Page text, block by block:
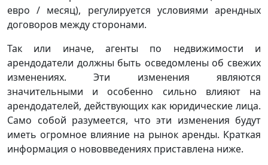
евро / месяц), регулируется условиями арендных
договоров между сторонами.
Так или иначе, агенты по недвижимости и
арендодатели должны быть осведомлены об свежих
изменениях. Эти изменения являются
значительными и особенно сильно влияют на
арендодателей, действующих как юридические лица.
Само собой разумеется, что эти изменения будут
иметь огромное влияние на рынок аренды. Краткая
информация о нововведениях приставлена ниже.